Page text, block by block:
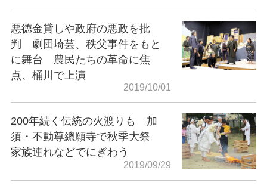
悪徳金貸しや政府の悪政を批
判 劇団埼芸、秩父事件をもと
に舞台 農民たちの革命に焦
点、桶川で上演
2019/10/01
200年続く伝統の火渡りも 加
須・不動尊總願寺で秋季大祭
家族連れなどでにぎわう
2019/09/29